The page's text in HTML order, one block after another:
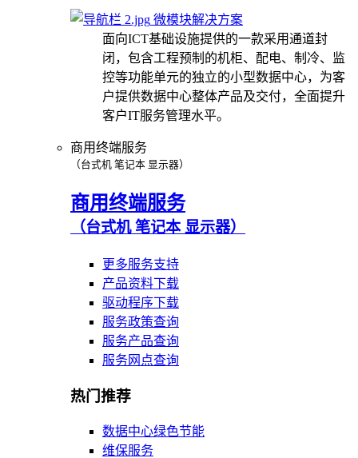
微模块解决方案
面向ICT基础设施提供的一款采用通道封
闭，包含工程预制的机柜、配电、制冷、监
控等功能单元的独立的小型数据中心，为客
户提供数据中心整体产品及交付，全面提升
客户IT服务管理水平。
商用终端服务
（台式机 笔记本 显示器）
商用终端服务
（台式机 笔记本 显示器）
更多服务支持
产品资料下载
驱动程序下载
服务政策查询
服务产品查询
服务网点查询
热门推荐
数据中心绿色节能
维保服务